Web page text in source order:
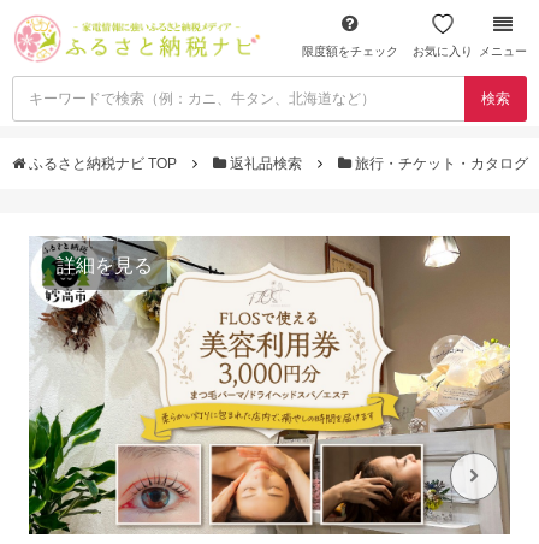
限度額をチェック お気に入り メニュー
検索
ふるさと納税ナビ TOP 返礼品検索 旅行・チケット・カタログ
詳細を見る